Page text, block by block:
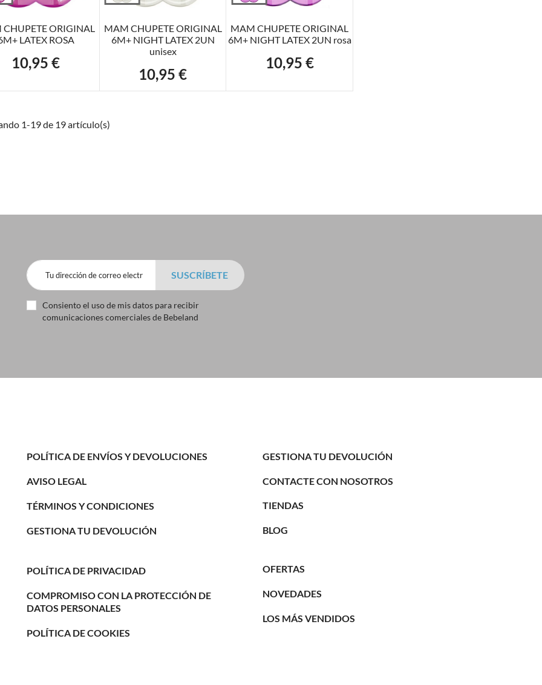
ORIGINAL
LATEX ROSA
Precio
10,95 €
MAM CHUPETE ORIGINAL
6M+ NIGHT LATEX 2UN
unisex
Precio
10,95 €
MAM CHUPETE ORIGINAL
6M+ NIGHT LATEX 2UN rosa
Precio
10,95 €
1-19 de 19 artículo(s)
Consiento el uso de mis datos para recibir
comunicaciones comerciales de Bebeland
POLÍTICA DE ENVÍOS Y DEVOLUCIONES
AVISO LEGAL
TÉRMINOS Y CONDICIONES
GESTIONA TU DEVOLUCIÓN
POLÍTICA DE PRIVACIDAD
COMPROMISO CON LA PROTECCIÓN DE
DATOS PERSONALES
POLÍTICA DE COOKIES
GESTIONA TU DEVOLUCIÓN
CONTACTE CON NOSOTROS
TIENDAS
BLOG
OFERTAS
NOVEDADES
LOS MÁS VENDIDOS